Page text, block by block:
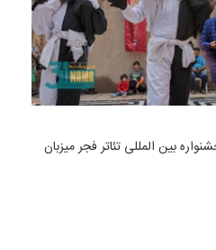
بین المللی تئاتر فجر میزبان